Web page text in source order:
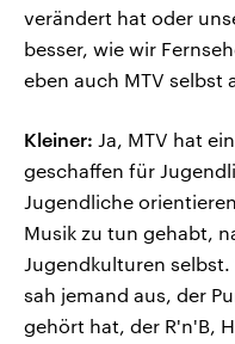
verändert hat oder
besser, wie wir
eben auch MTV selbst
Kleiner: Ja, MTV hat
geschaffen für
Jugendliche
Musik zu tun gehabt,
Jugendkulturen selbst.
sah jemand aus, der
gehört hat, der R'n'B,